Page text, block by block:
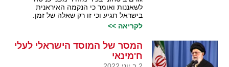
לשאננות ואומר כי הנקמה האיראנית
בישראל תגיע וכי זו רק שאלה של זמן.
לקריאה >>
המסר של המוסד הישראלי לעלי
ח'מינאי